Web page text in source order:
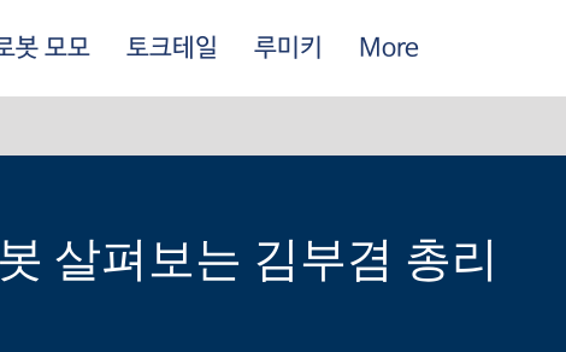
봇 모모 토크테일 루미키 More
살펴보는 김부겸 총리